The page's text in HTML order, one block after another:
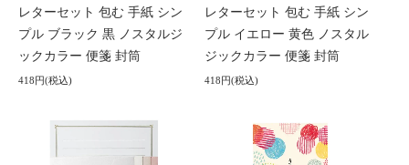
レターセット 包む 手紙 シン
プル ブラック 黒 ノスタルジ
ックカラー 便箋 封筒
418円(税込)
レターセット 包む 手紙 シン
プル イエロー 黄色 ノスタル
ジックカラー 便箋 封筒
418円(税込)